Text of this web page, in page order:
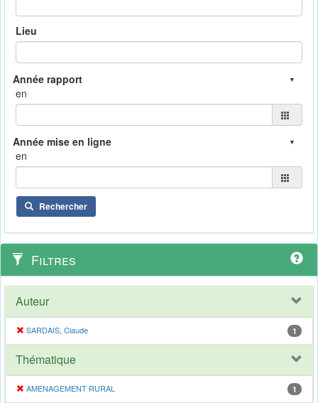
Lieu
en
en
Rechercher
Filtres
Auteur
SARDAIS, Claude 1
Thématique
AMENAGEMENT RURAL 1